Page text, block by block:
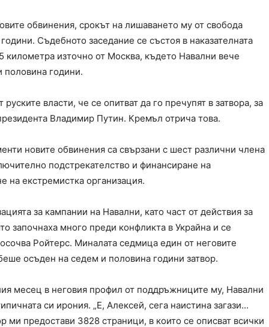
обвинения, срокът на лишаването му от свобода
Съдебното заседание се състоя в наказателната
километра източно от Москва, където Навални вече
половина години.
власти, че се опитват да го пречупят в затвора, за
Владимир Путин. Кремъл отрича това.
новите обвинения са свързани с шест различни члена
подстрекателство и финансиране на
на екстремистка организация.
за кампании на Навални, като част от действия за
започнаха много преди конфликта в Украйна и се
Ройтерс. Миналата седмица един от неговите
осъден на седем и половина години затвор.
месец в неговия профил от поддръжниците му, Навални
си ирония. „Е, Алексей, сега наистина загази…
ми предостави 3828 страници, в които се описват всички